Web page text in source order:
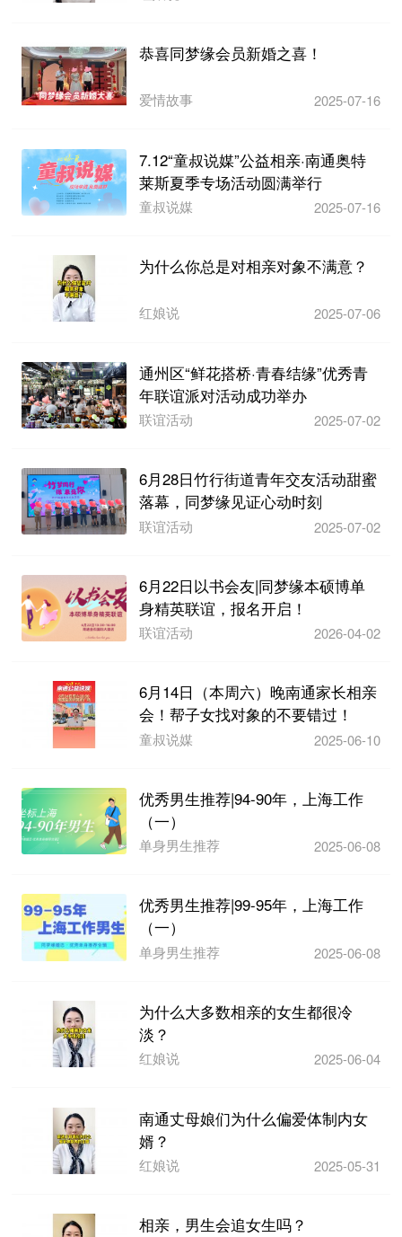
恭喜同梦缘会员新婚之喜！
爱情故事 2025-07-16
7.12“童叔说媒”公益相亲·南通奥特
莱斯夏季专场活动圆满举行
童叔说媒 2025-07-16
为什么你总是对相亲对象不满意？
红娘说 2025-07-06
通州区“鲜花搭桥·青春结缘”优秀青
年联谊派对活动成功举办
联谊活动 2025-07-02
6月28日竹行街道青年交友活动甜蜜
落幕，同梦缘见证心动时刻
联谊活动 2025-07-02
6月22日以书会友|同梦缘本硕博单
身精英联谊，报名开启！
联谊活动 2026-04-02
6月14日（本周六）晚南通家长相亲
会！帮子女找对象的不要错过！
童叔说媒 2025-06-10
优秀男生推荐|94-90年，上海工作
（一）
单身男生推荐 2025-06-08
优秀男生推荐|99-95年，上海工作
（一）
单身男生推荐 2025-06-08
为什么大多数相亲的女生都很冷
淡？
红娘说 2025-06-04
南通丈母娘们为什么偏爱体制内女
婿？
红娘说 2025-05-31
相亲，男生会追女生吗？